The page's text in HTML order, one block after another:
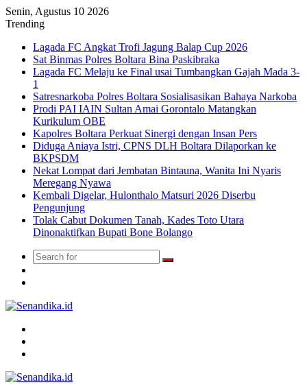
Senin, Agustus 10 2026
Trending
Lagada FC Angkat Trofi Jagung Balap Cup 2026
Sat Binmas Polres Boltara Bina Paskibraka
Lagada FC Melaju ke Final usai Tumbangkan Gajah Mada 3-
1
Satresnarkoba Polres Boltara Sosialisasikan Bahaya Narkoba
Prodi PAI IAIN Sultan Amai Gorontalo Matangkan
Kurikulum OBE
Kapolres Boltara Perkuat Sinergi dengan Insan Pers
Diduga Aniaya Istri, CPNS DLH Boltara Dilaporkan ke
BKPSDM
Nekat Lompat dari Jembatan Bintauna, Wanita Ini Nyaris
Meregang Nyawa
Kembali Digelar, Hulonthalo Matsuri 2026 Diserbu
Pengunjung
Tolak Cabut Dokumen Tanah, Kades Toto Utara
Dinonaktifkan Bupati Bone Bolango
Search